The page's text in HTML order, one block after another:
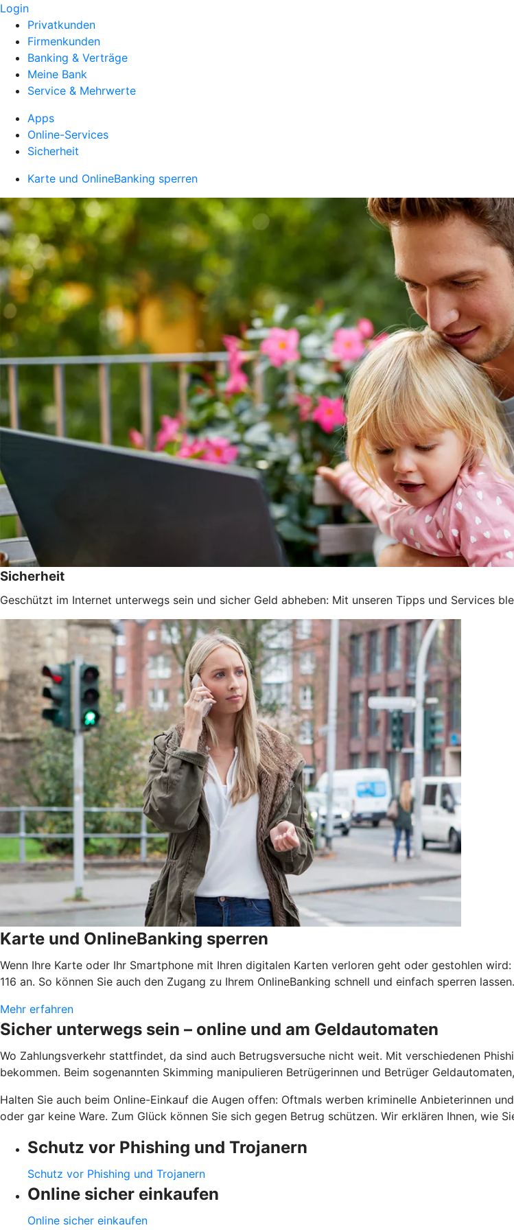
Login
Privatkunden
Firmenkunden
Banking & Verträge
Meine Bank
Service & Mehrwerte
Apps
Online-Services
Sicherheit
Karte und OnlineBanking sperren
Sicherheit
Geschützt im Internet unterwegs sein und sicher Geld abheben: Mit unseren Tipps und Services
Karte und OnlineBanking sperren
Wenn Ihre Karte oder Ihr Smartphone mit Ihren digitalen Karten verloren geht oder gestohlen
116 an. So können Sie auch den Zugang zu Ihrem OnlineBanking schnell und einfach sperren lassen.
Mehr erfahren
Sicher unterwegs sein – online und am Geldautomaten
Wo Zahlungsverkehr stattfindet, da sind auch Betrugsversuche nicht weit. Mit verschiedenen
bekommen. Beim sogenannten Skimming manipulieren Betrügerinnen und Betrüger
Halten Sie auch beim Online-Einkauf die Augen offen: Oftmals werben kriminelle Anbieterinnen
oder gar keine Ware. Zum Glück können Sie sich gegen Betrug schützen. Wir erklären Ihnen, wie
Schutz vor Phishing und Trojanern
Schutz vor Phishing und Trojanern
Online sicher einkaufen
Online sicher einkaufen